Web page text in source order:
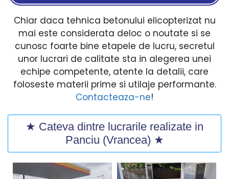
Chiar daca tehnica betonului elicopterizat nu
mai este considerata deloc o noutate si se
cunosc foarte bine etapele de lucru, secretul
unor lucrari de calitate sta in alegerea unei
echipe competente, atente la detalii, care
foloseste materii prime si utilaje performante.
Contacteaza-ne!
★ Cateva dintre lucrarile realizate in
Panciu (Vrancea) ★